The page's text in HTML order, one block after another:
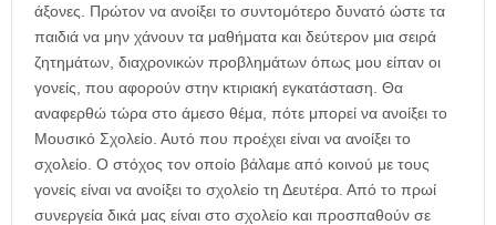
άξονες. Πρώτον να ανοίξει το συντομότερο δυνατό ώστε τα
παιδιά να μην χάνουν τα μαθήματα και δεύτερον μια σειρά
ζητημάτων, διαχρονικών προβλημάτων όπως μου είπαν οι
γονείς, που αφορούν στην κτιριακή εγκατάσταση. Θα
αναφερθώ τώρα στο άμεσο θέμα, πότε μπορεί να ανοίξει το
Μουσικό Σχολείο. Αυτό που προέχει είναι να ανοίξει το
σχολείο. Ο στόχος τον οποίο βάλαμε από κοινού με τους
γονείς είναι να ανοίξει το σχολείο τη Δευτέρα. Από το πρωί
συνεργεία δικά μας είναι στο σχολείο και προσπαθούν σε